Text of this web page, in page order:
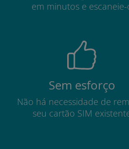
em minutos e escaneie-
Sem esforço
Não há necessidade de
seu cartão SIM